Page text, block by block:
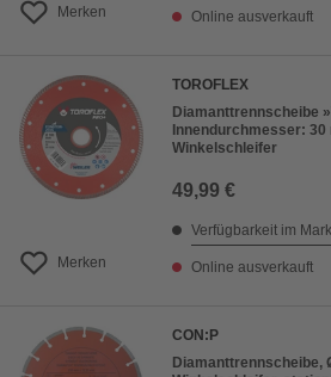
Merken Online ausverkauft
Merken
TOROFLEX
Diamanttrennscheibe
Innendurchmesser:
Winkelschleifer
49,99 €
Verfügbarkeit im
Online ausverkauft
CON:P
Diamanttrennscheibe,